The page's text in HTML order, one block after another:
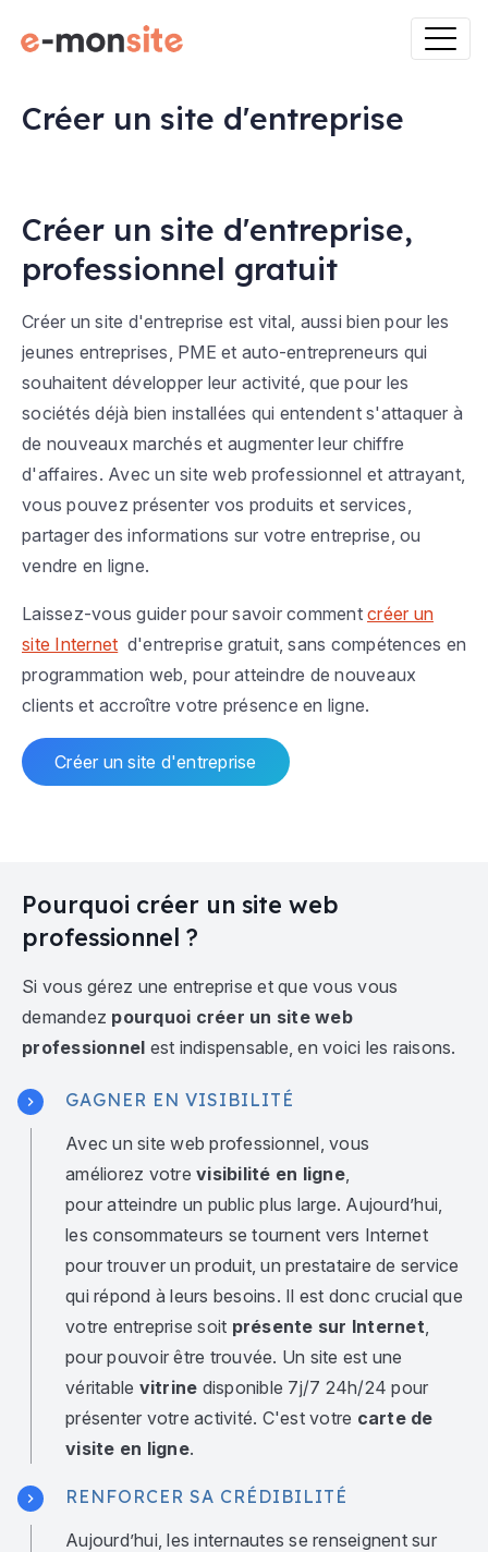
Créer un site d'entreprise
Créer un site d'entreprise,
professionnel gratuit
Créer un site d'entreprise est vital, aussi bien pour les
jeunes entreprises, PME et auto-entrepreneurs qui
souhaitent développer leur activité, que pour les
sociétés déjà bien installées qui entendent s'attaquer à
de nouveaux marchés et augmenter leur chiffre
d'affaires. Avec un site web professionnel et attrayant,
vous pouvez présenter vos produits et services,
partager des informations sur votre entreprise, ou
vendre en ligne.
Laissez-vous guider pour savoir comment créer un
site Internet d'entreprise gratuit, sans compétences en
programmation web, pour atteindre de nouveaux
clients et accroître votre présence en ligne.
Créer un site d'entreprise
Pourquoi créer un site web
professionnel ?
Si vous gérez une entreprise et que vous vous
demandez pourquoi créer un site web
professionnel est indispensable, en voici les raisons.
GAGNER EN VISIBILITÉ
Avec un site web professionnel, vous
améliorez votre visibilité en ligne,
pour atteindre un public plus large. Aujourd’hui,
les consommateurs se tournent vers Internet
pour trouver un produit, un prestataire de service
qui répond à leurs besoins. Il est donc crucial que
votre entreprise soit présente sur Internet
pour pouvoir être trouvée. Un site est une
véritable vitrine disponible 7j/7 24h/24 pour
présenter votre activité. C'est votre carte de
visite en ligne.
RENFORCER SA CRÉDIBILITÉ
Aujourd’hui, les internautes se renseignent sur